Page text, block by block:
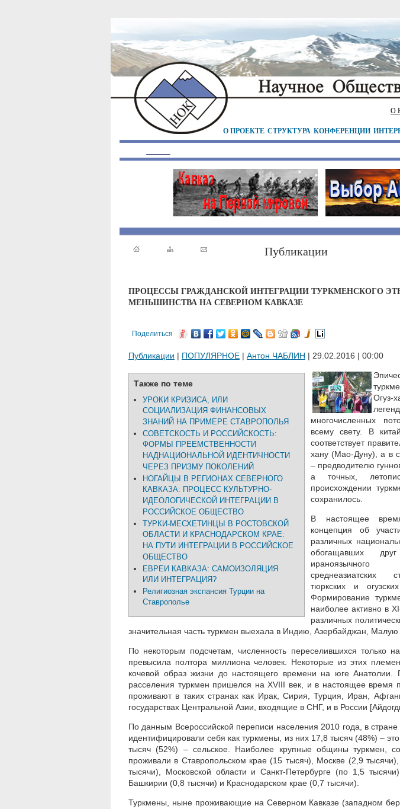
О
О ПРОЕКТЕ СТРУКТУРА КОНФЕРЕНЦИИ
Публикации
ПРОЦЕССЫ ГРАЖДАНСКОЙ ИНТЕГРАЦИИ ТУРКМЕНСКОГО
МЕНЬШИНСТВА НА СЕВЕРНОМ КАВКАЗЕ
Поделиться
Публикации | ПОПУЛЯРНОЕ | Антон ЧАБЛИН | 29.02.2016 | 00:00
Также по теме
УРОКИ КРИЗИСА, ИЛИ
СОЦИАЛИЗАЦИЯ ФИНАНСОВЫХ
ЗНАНИЙ НА ПРИМЕРЕ СТАВРОПОЛЬЯ
СОВЕТСКОСТЬ И РОССИЙСКОСТЬ:
ФОРМЫ ПРЕЕМСТВЕННОСТИ
НАДНАЦИОНАЛЬНОЙ ИДЕНТИЧНОСТИ
ЧЕРЕЗ ПРИЗМУ ПОКОЛЕНИЙ
НОГАЙЦЫ В РЕГИОНАХ СЕВЕРНОГО
КАВКАЗА: ПРОЦЕСС КУЛЬТУРНО-
ИДЕОЛОГИЧЕСКОЙ ИНТЕГРАЦИИ В
РОССИЙСКОЕ ОБЩЕСТВО
ТУРКИ-МЕСХЕТИНЦЫ В РОСТОВСКОЙ
ОБЛАСТИ И КРАСНОДАРСКОМ КРАЕ:
НА ПУТИ ИНТЕГРАЦИИ В РОССИЙСКОЕ
ОБЩЕСТВО
ЕВРЕИ КАВКАЗА: САМОИЗОЛЯЦИЯ
ИЛИ ИНТЕГРАЦИЯ?
Религиозная экспансия Турции на
Ставрополье
многочисленных
всему свету. В
соответствует
хану (Мао-Дуну), а в
– предводителю
а точных,
происхождении
сохранилось.
В настоящее
концепция об
различных
обогащавших
ираноязычного
среднеазиатских
тюркских и
Формирование
наиболее активно в
различных
значительная часть туркмен выехала в Индию, Азербайджан,
По некоторым подсчетам, численность переселившихся только
превысила полтора миллиона человек. Некоторые из этих
кочевой образ жизни до настоящего времени на юге Анатолии.
расселения туркмен пришелся на ХVIII век, и в настоящее время
проживают в таких странах как Ирак, Сирия, Турция, Иран,
государствах Центральной Азии, входящие в СНГ, и в России
По данным Всероссийской переписи населения 2010 года, в
идентифицировали себя как туркмены, из них 17,8 тысяч (48%) –
тысяч (52%) – сельское. Наиболее крупные общины туркмен,
проживали в Ставропольском крае (15 тысяч), Москве (2,9 тысячи),
тысячи), Московской области и Санкт-Петербурге (по 1,5
Башкирии (0,8 тысячи) и Краснодарском крае (0,7 тысячи).
Туркмены, ныне проживающие на Северном Кавказе (западном